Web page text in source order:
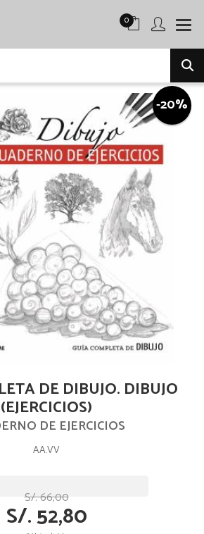
0
-20%
DE DIBUJO. DIBUJO
(EJERCICIOS)
DE EJERCICIOS
AA.VV
S/. 66,00
S/. 52,80